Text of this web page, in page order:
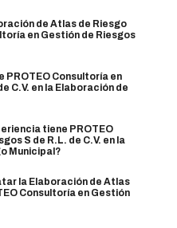
de Atlas de Riesgo
en Gestión de Riesgos
Consultoría en
C.V. en la Elaboración de
tiene PROTEO
S de R.L. de C.V. en la
Municipal?
la Elaboración de Atlas
Consultoría en Gestión